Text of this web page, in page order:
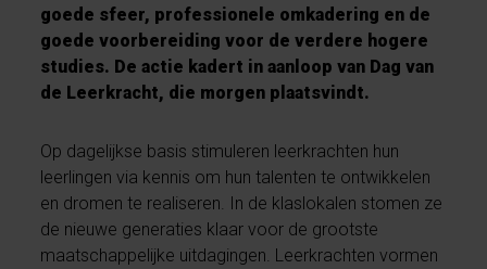
goede sfeer, professionele omkadering en de
goede voorbereiding voor de verdere hogere
studies. De actie kadert in aanloop van Dag van
de Leerkracht, die morgen plaatsvindt.
Op dagelijkse basis stimuleren leerkrachten hun
leerlingen via kennis om hun talenten te ontwikkelen
en dromen te realiseren. In de klaslokalen stomen ze
de nieuwe generaties klaar voor de grootste
maatschappelijke uitdagingen. Leerkrachten vormen